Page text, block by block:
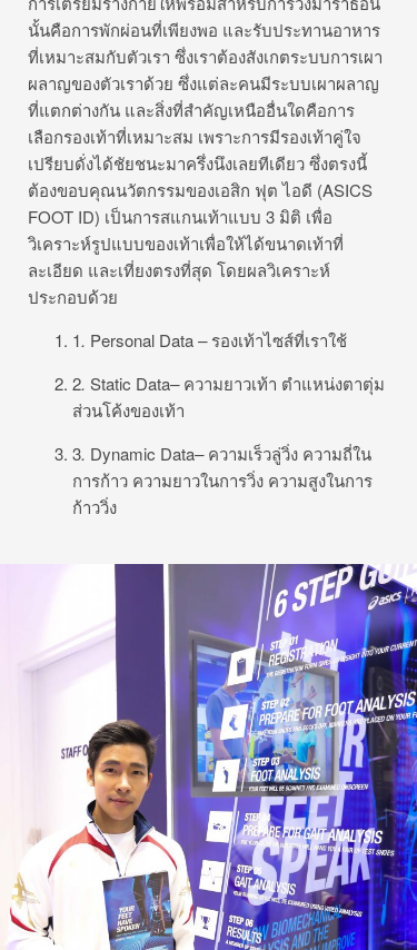
นั้นคือการพักผ่อนที่เพียงพอ และรับประทานอาหาร
ที่เหมาะสมกับตัวเรา ซึ่งเราต้องสังเกตระบบการเผา
ผลาญของตัวเราด้วย ซึ่งแต่ละคนมีระบบเผาผลาญ
ที่แตกต่างกัน และสิ่งที่สำคัญเหนืออื่นใดคือการ
เลือกรองเท้าที่เหมาะสม เพราะการมีรองเท้าคู่ใจ
เปรียบดั่งได้ชัยชนะมาครึ่งนึงเลยทีเดียว ซึ่งตรงนี้
ต้องขอบคุณนวัตกรรมของเอสิก ฟุต ไอดี (ASICS
FOOT ID) เป็นการสแกนเท้าแบบ 3 มิติ เพื่อ
วิเคราะห์รูปแบบของเท้าเพื่อให้ได้ขนาดเท้าที่
ละเอียด และเที่ยงตรงที่สุด โดยผลวิเคราะห์
ประกอบด้วย
1. Personal Data–รองเท้าไซส์ที่เราใช้
2. Static Data–ความยาวเท้า ตำแหน่งตาตุ่ม
ส่วนโค้งของเท้า
3. Dynamic Data–ความเร็วลู่วิ่ง ความถี่ใน
การก้าว ความยาวในการวิ่ง ความสูงในการ
ก้าววิ่ง